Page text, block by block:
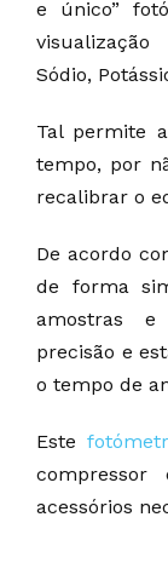
e único”
Sódio,
Tal permite
tempo, por
recalibrar o
De acordo
de forma
amostras
precisão e
o tempo de
Este
acessórios